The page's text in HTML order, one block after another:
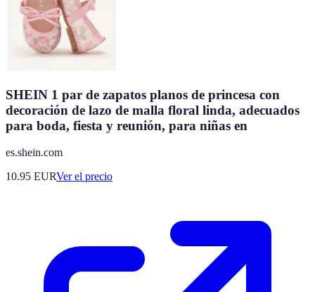
SHEIN 1 par de zapatos planos de princesa con
decoración de lazo de malla floral linda, adecuados
para boda, fiesta y reunión, para niñas en
es.shein.com
10.95 EURVer el precio